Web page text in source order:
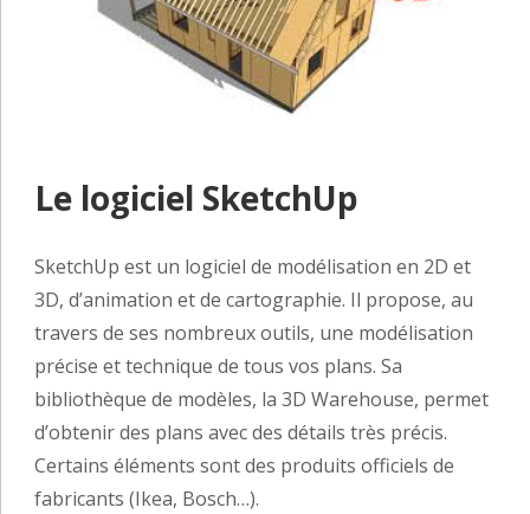
Le logiciel SketchUp
SketchUp est un logiciel de modélisation en 2D et
3D, d’animation et de cartographie. Il propose, au
travers de ses nombreux outils, une modélisation
précise et technique de tous vos plans. Sa
bibliothèque de modèles, la 3D Warehouse, permet
d’obtenir des plans avec des détails très précis.
Certains éléments sont des produits officiels de
fabricants (Ikea, Bosch…).